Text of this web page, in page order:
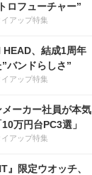
ロフューチャー”
アップ特集
HEAD、結成1周年
バンドらしさ”
アップ特集
ーカー社員が本気
万円台PC3選」
アップ特集
』限定ウオッチ、